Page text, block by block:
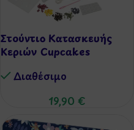
Στούντιο Κατασκευής
Κεριών Cupcakes
Διαθέσιμo
19,90 €